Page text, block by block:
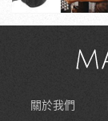
關於我們